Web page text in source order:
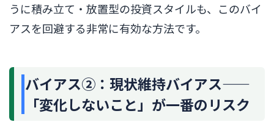
うに積み立て・放置型の投資スタイルも、このバイ
アスを回避する非常に有効な方法です。
バイアス②：現状維持バイアス——
「変化しないこと」が一番のリスク